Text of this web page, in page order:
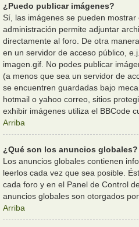
¿Puedo publicar imágenes?
Sí, las imágenes se pueden mostrar
administración permite adjuntar
directamente al foro. De otra
en un servidor de acceso público,
imagen.gif. No podes publicar
(a menos que sea un servidor de
se encuentren guardadas bajo
hotmail o yahoo correo, sitios
exhibir imágenes utiliza el BBCode
Arriba
¿Qué son los anuncios globales?
Los anuncios globales contienen
leerlos cada vez que sea posible.
cada foro y en el Panel de Control
anuncios globales son otorgados
Arriba